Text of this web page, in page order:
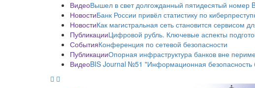
ВидеоВышел в свет долгожданный пятидесятый номер
НовостиБанк России привёл статистику по
НовостиКак магистральная сеть становится сервисом
ПубликацииЦифровой рубль. Ключевые аспекты
СобытияКонференция по сетевой безопасности
ПубликацииОпорная инфраструктура банков вне
ВидеоBIS Journal №51 "Информационная